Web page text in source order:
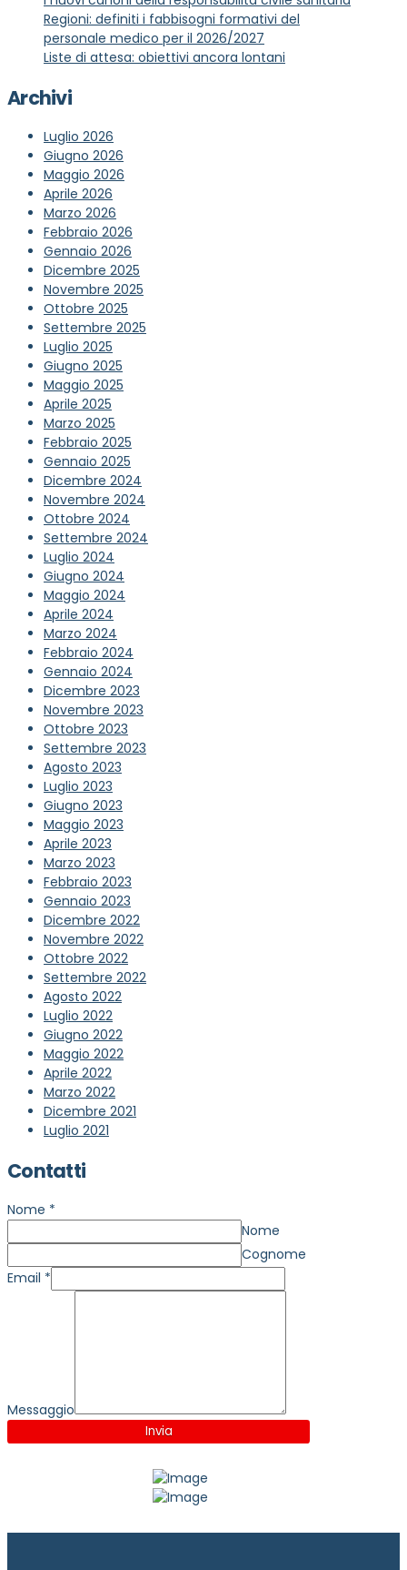
Regioni: definiti i fabbisogni formativi del
personale medico per il 2026/2027
Liste di attesa: obiettivi ancora lontani
Archivi
Luglio 2026
Giugno 2026
Maggio 2026
Aprile 2026
Marzo 2026
Febbraio 2026
Gennaio 2026
Dicembre 2025
Novembre 2025
Ottobre 2025
Settembre 2025
Luglio 2025
Giugno 2025
Maggio 2025
Aprile 2025
Marzo 2025
Febbraio 2025
Gennaio 2025
Dicembre 2024
Novembre 2024
Ottobre 2024
Settembre 2024
Luglio 2024
Giugno 2024
Maggio 2024
Aprile 2024
Marzo 2024
Febbraio 2024
Gennaio 2024
Dicembre 2023
Novembre 2023
Ottobre 2023
Settembre 2023
Agosto 2023
Luglio 2023
Giugno 2023
Maggio 2023
Aprile 2023
Marzo 2023
Febbraio 2023
Gennaio 2023
Dicembre 2022
Novembre 2022
Ottobre 2022
Settembre 2022
Agosto 2022
Luglio 2022
Giugno 2022
Maggio 2022
Aprile 2022
Marzo 2022
Dicembre 2021
Luglio 2021
Contatti
Nome *
Nome
Cognome
Email *
Messaggio
Invia